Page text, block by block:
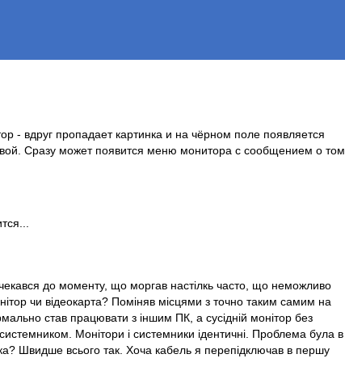
- вдруг пропадает картинка и на чёрном поле появляется
Сразу может появится меню монитора с сообщением о том,
до моменту, що моргав настілкь часто, що неможливо
чи відеокарта? Поміняв місцями з точно таким самим на
став працювати з іншим ПК, а сусідній монітор без
Монітори і системники ідентичні. Проблема була в
Швидше всього так. Хоча кабель я перепідключав в першу